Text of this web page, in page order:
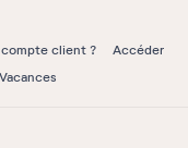
client ?
Accéder